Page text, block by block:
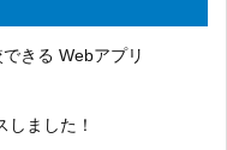
きる Webアプリ
ました！